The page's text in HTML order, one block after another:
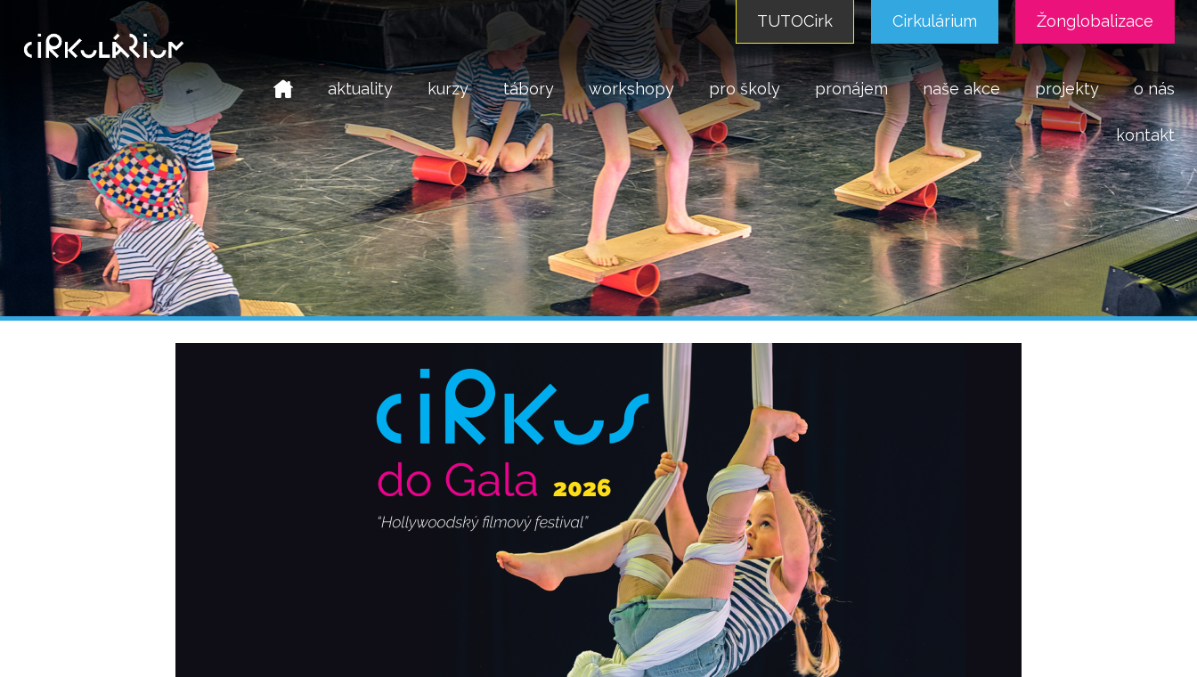
TUTOCirk Cirkulárium Žonglobalizace
home aktuality kurzy tábory workshopy pro školy pronájem naše akce projekty o nás
kontakt